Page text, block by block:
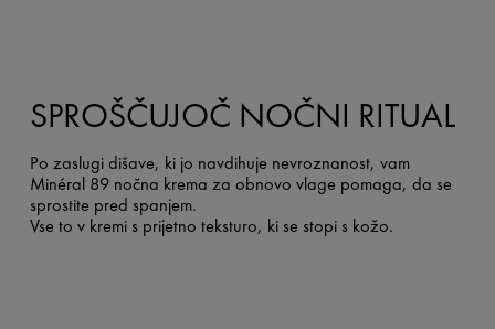
SPROŠČUJOČ NOČNI RITUAL
Po zaslugi dišave, ki jo navdihuje nevroznanost, vam
Minéral 89 nočna krema za obnovo vlage pomaga, da se
sprostite pred spanjem.
Vse to v kremi s prijetno teksturo, ki se stopi s kožo.